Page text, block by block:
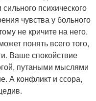
психического
чувства у больного
не кричите на него.
понять всего того,
Ваше спокойствие
путаными мыслями
А конфликт и ссора,